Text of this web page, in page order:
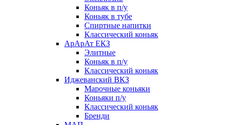
Коньяк в п/у
Коньяк в тубе
Спиртные напитки
Классический коньяк
АрАрАт ЕКЗ
Элитные
Коньяк в п/у
Классический коньяк
Иджеванский ВКЗ
Марочные коньяки
Коньяки п/у
Классический коньяк
Бренди